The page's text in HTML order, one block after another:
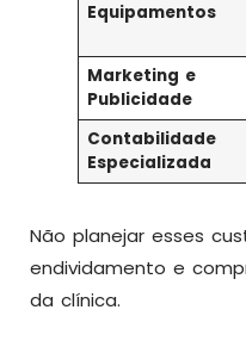
Equipamentos
Marketing e
Publicidade
Contabilidade
Especializada
Não planejar esses
endividamento e
da clínica.